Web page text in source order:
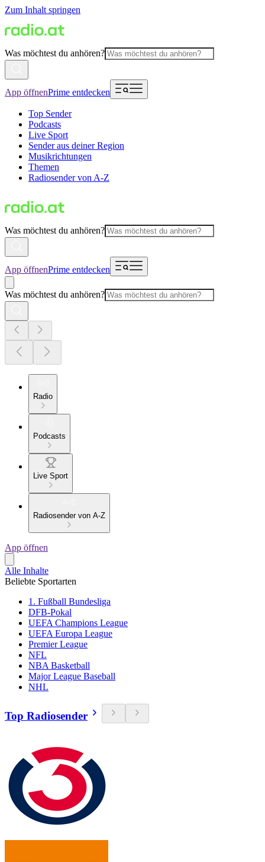
Zum Inhalt springen
Was möchtest du anhören?
App öffnenPrime entdecken
Top Sender
Podcasts
Live Sport
Sender aus deiner Region
Musikrichtungen
Themen
Radiosender von A-Z
Was möchtest du anhören?
App öffnenPrime entdecken
Was möchtest du anhören?
Radio
Podcasts
Live Sport
Radiosender von A-Z
App öffnen
Alle Inhalte
Beliebte Sportarten
1. Fußball Bundesliga
DFB-Pokal
UEFA Champions League
UEFA Europa League
Premier League
NFL
NBA Basketball
Major League Baseball
NHL
Top Radiosender